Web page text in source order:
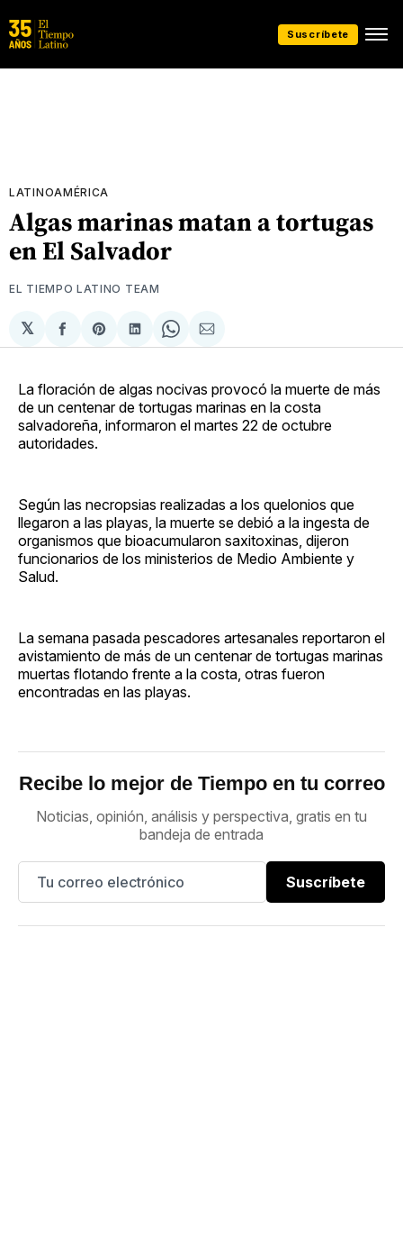
Suscríbete
LATINOAMÉRICA
Algas marinas matan a tortugas
en El Salvador
EL TIEMPO LATINO TEAM
𝕏
Compartir
en
Share
on
Compartir
en
Share
on
Compartir
via
La floración de algas nocivas provocó la muerte de más
de un centenar de tortugas marinas en la costa
salvadoreña, informaron el martes 22 de octubre
autoridades.
Según las necropsias realizadas a los quelonios que
llegaron a las playas, la muerte se debió a la ingesta de
organismos que bioacumularon saxitoxinas, dijeron
funcionarios de los ministerios de Medio Ambiente y
Salud.
La semana pasada pescadores artesanales reportaron el
avistamiento de más de un centenar de tortugas marinas
muertas flotando frente a la costa, otras fueron
encontradas en las playas.
Recibe lo mejor de Tiempo en tu correo
Noticias, opinión, análisis y perspectiva, gratis en tu
bandeja de entrada
Suscríbete